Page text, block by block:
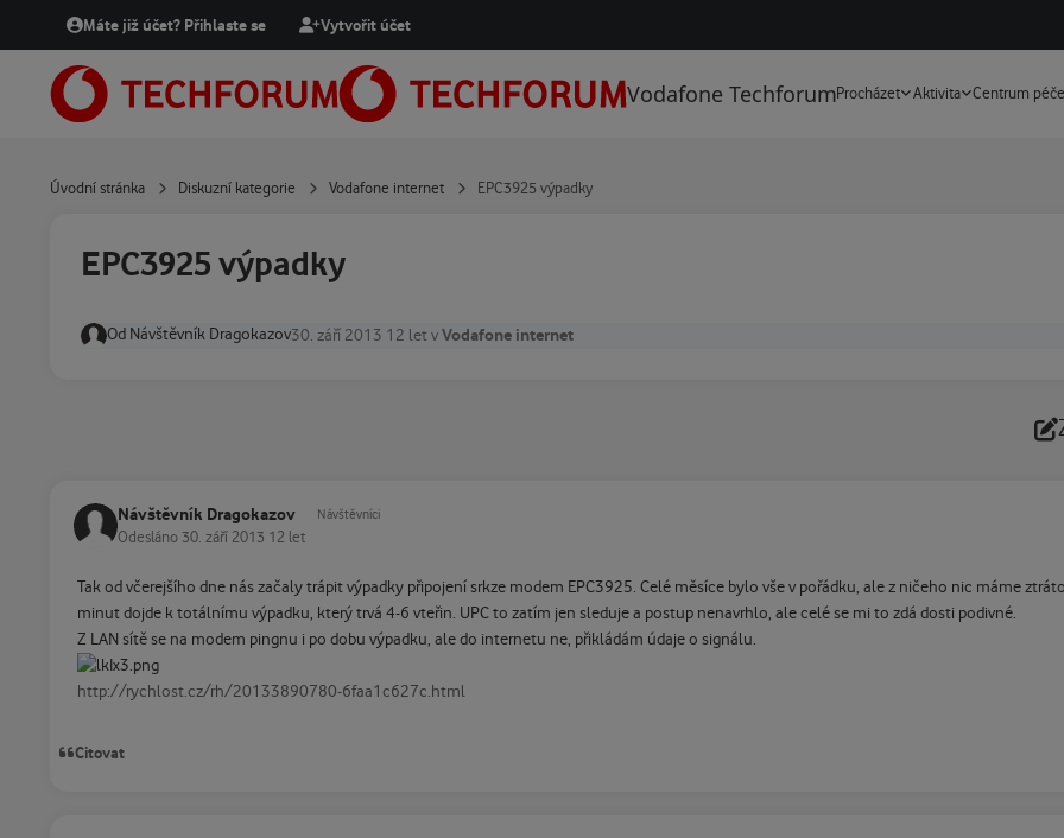
Přejít na obsah
Máte již účet? Přihlaste se Vytvořit účet
Vodafone TechforumProcházet Aktivita Centrum péče
Úvodní stránka Diskuzní kategorie Vodafone internet EPC3925 výpadky
EPC3925 výpadky
Od Návštěvník Dragokazov30. září 2013 12 let vVodafone internet
Návštěvník Dragokazov Návštěvníci
Odesláno 30. září 2013 12 let
Tak od včerejšího dne nás začaly trápit výpadky připojení srkze modem EPC3925. Celé měsíce bylo vše v pořádku, ale z ničeho nic máme
minut dojde k totálnímu výpadku, který trvá 4-6 vteřin. UPC to zatím jen sleduje a postup nenavrhlo, ale celé se mi to zdá dosti podivné.
Z LAN sítě se na modem pingnu i po dobu výpadku, ale do internetu ne, přikládám údaje o signálu.
http://rychlost.cz/rh/20133890780-6faa1c627c.html
Citovat